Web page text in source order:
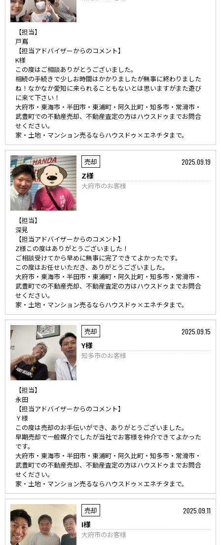
【担当】
戸嶌
【担当アドバイザーからのコメント】
K様
この度はご相談ありがとうございました。
相続の手続きで少しお時間はかかりましたが無事に終わりました
ね！なかなか愛知に来られることもないとは思いますがまた遊び
に来て下さい！
大府市・東海市・半田市・東浦町・阿久比町・知多市・常滑市・
武豊町での不動産売却、不動産査定の方はハウスドゥまでお問合
せください。
家・土地・マンション売るならハウスドゥ×エネチタまで。
売却 2025.09.19
Z様
大府市のお客様
【担当】
深見
【担当アドバイザーからのコメント】
Z様この度はありがとうございました！
ご相談受けてから早めに無事に完了できてよかったです。
この度はお任せいただき、ありがとうございました。
大府市・東海市・半田市・東浦町・阿久比町・知多市・常滑市・
武豊町での不動産売却、不動産査定の方はハウスドゥまでお問合
せください。
家・土地・マンション売るならハウスドゥ×エネチタまで。
売却 2025.09.15
Y様
知多市のお客様
【担当】
永田
【担当アドバイザーからのコメント】
Ｙ様
この度は売却のお手伝いができ、ありがとうございました。
早期売却で一般媒介でしたが当社でお客様を仲介できてよかった
です。
大府市・東海市・半田市・東浦町・阿久比町・知多市・常滑市・
武豊町での不動産売却、不動産査定の方はハウスドゥまでお問合
せください。
家・土地・マンション売るならハウスドゥ×エネチタまで。
売却 2025.09.11
I様
大府市のお客様